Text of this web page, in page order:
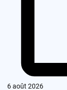
6 août 2026